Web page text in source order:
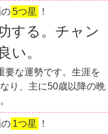
5つ星 ！
する。チャン
い。
要な運勢です。生涯を
り、主に50歳以降の晩
1つ星 ！